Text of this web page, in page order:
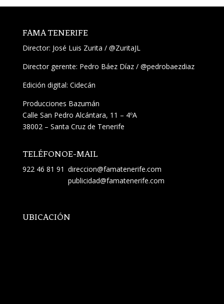
FAMA TENERIFE
Director: José Luis Zurita / @ZuritaJL
Director gerente: Pedro Báez Díaz / @pedrobaezdiaz
Edición digital: Cidecán
Producciones Bazumán
Calle San Pedro Alcántara, 11 – 4ºA
38002 – Santa Cruz de Tenerife
TELÉFONO
922 46 81 91
E-MAIL
direccion@famatenerife.com
publicidad@famatenerife.com
UBICACIÓN